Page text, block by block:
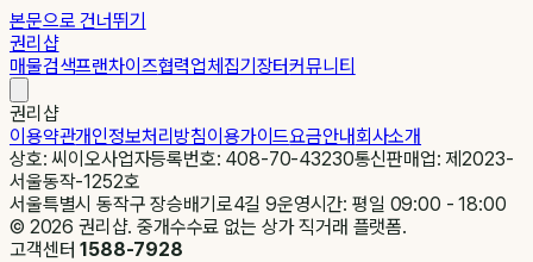
본문으로 건너뛰기
권리샵
매물검색프랜차이즈협력업체집기장터커뮤니티
권리샵
이용약관개인정보처리방침이용가이드요금안내회사소개
상호: 씨이오사업자등록번호: 408-70-43230통신판매업: 제2023-
서울동작-1252호
서울특별시 동작구 장승배기로4길 9운영시간: 평일 09:00 - 18:00
© 2026 권리샵. 중개수수료 없는 상가 직거래 플랫폼.
고객센터1588-7928